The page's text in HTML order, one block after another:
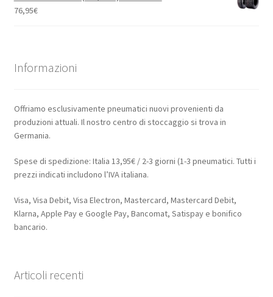
76,95€
Informazioni
Offriamo esclusivamente pneumatici nuovi provenienti da
produzioni attuali. Il nostro centro di stoccaggio si trova in
Germania.
Spese di spedizione: Italia 13,95€ / 2-3 giorni (1-3 pneumatici. Tutti i
prezzi indicati includono l’IVA italiana.
Visa, Visa Debit, Visa Electron, Mastercard, Mastercard Debit,
Klarna, Apple Pay e Google Pay, Bancomat, Satispay e bonifico
bancario.
Articoli recenti